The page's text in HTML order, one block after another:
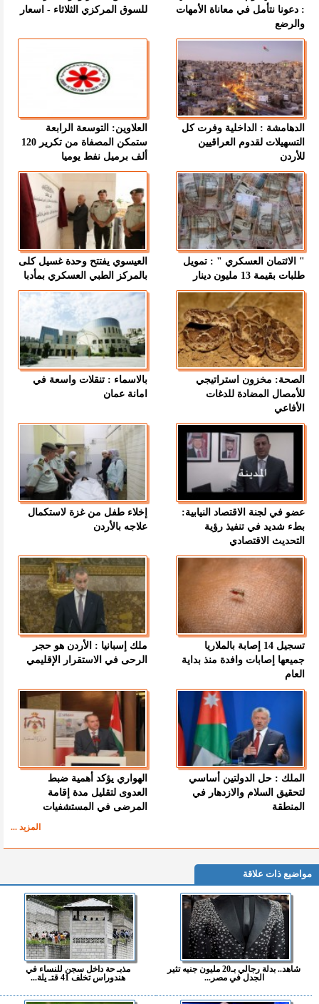
: دعونا نتأمل في معاناة الأمهات
والرضع
للسوق المركزي الثلاثاء - اسعار
الدهامشة : الداخلية وفرت كل
التسهيلات لقدوم العراقيين
للأردن
العلاوين: التوسعة الرابعة
ستمكن المصفاة من تكرير 120
ألف برميل نفط يوميا
" الائتمان العسكري " : تمويل
طلبات بقيمة 13 مليون دينار
العيسوي يفتتح وحدة غسيل كلى
بالمركز الطبي العسكري بمأدبا
الصحة: مخزون استراتيجي
للأمصال المضادة للدغات
الأفاعي
بالاسماء : تنقلات واسعة في
امانة عمان
عضو في لجنة الاقتصاد النيابية:
بطء شديد في تنفيذ رؤية
التحديث الاقتصادي
إخلاء طفل من غزة لاستكمال
علاجه بالأردن
تسجيل 14 إصابة بالملاريا
جميعها إصابات وافدة منذ بداية
العام
ملك إسبانيا : الأردن هو حجر
الرحى في الاستقرار الإقليمي
الملك : حل الدولتين أساسي
لتحقيق السلام والازدهار في
المنطقة
الهواري يؤكد أهمية ضبط
العدوى لتقليل مدة إقامة
المرضى في المستشفيات
المزيد ...
مواضيع ذات علاقة
شاهد.. بدلة رجالي بـ20 مليون جنيه تثير
الجدل في مصر...
مذبـ حة داخل سجن للنساء في
هندوراس تخلف 41 قتـ يلة...